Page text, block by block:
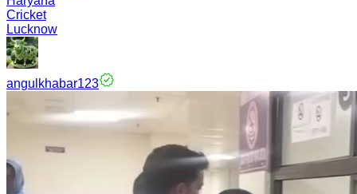
Cricket
Lucknow
angulkhabar123